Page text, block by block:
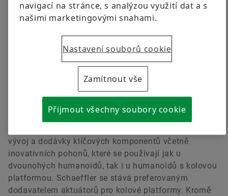
nákupu humanoidů pro celosvětovou výrobní síť.
oblasti humanoidní robotiky
Schaeffler nadále posiluje svou pozici preferovaného
technologického partnera v oblasti humanoidní
robotiky. Společnost uzavřela strategické
technologické partnerství s britskou technologickou
vývoj a dodávky klíčových komponentů včetně
inovativních pohonů, které se používají jak u
dvounohých humanoidů, tak i u humanoidů s kolovou
platformou. Schaeffler se stává preferovaným
dodavatelem aktuátorů pro kolové platformy. Kromě
navigací na stránce, s analýzou využití dat a s
našimi marketingovými snahami.
Nastavení souborů cookie
Zamítnout vše
Přijmout všechny soubory cookie